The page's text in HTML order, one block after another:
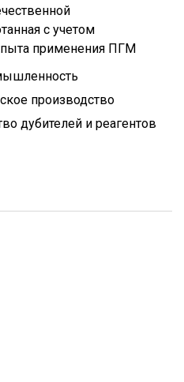
с учетом
применения ПГМ
производство
дубителей и реагентов